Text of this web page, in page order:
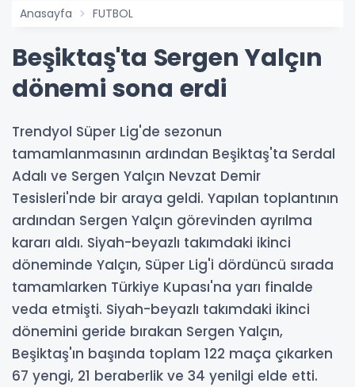
Anasayfa FUTBOL
Beşiktaş'ta Sergen Yalçın
dönemi sona erdi
Trendyol Süper Lig'de sezonun
tamamlanmasının ardından Beşiktaş'ta Serdal
Adalı ve Sergen Yalçın Nevzat Demir
Tesisleri'nde bir araya geldi. Yapılan toplantının
ardından Sergen Yalçın görevinden ayrılma
kararı aldı. Siyah-beyazlı takımdaki ikinci
döneminde Yalçın, Süper Lig'i dördüncü sırada
tamamlarken Türkiye Kupası'na yarı finalde
veda etmişti. Siyah-beyazlı takımdaki ikinci
dönemini geride bırakan Sergen Yalçın,
Beşiktaş'ın başında toplam 122 maça çıkarken
67 yengi, 21 beraberlik ve 34 yenilgi elde etti.